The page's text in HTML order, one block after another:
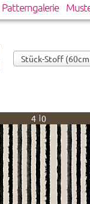
Patterngalerie
40